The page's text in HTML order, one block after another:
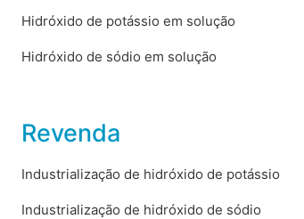
Hidróxido de potássio em solução
Hidróxido de sódio em solução
Revenda
Industrialização de hidróxido de potássio
Industrialização de hidróxido de sódio